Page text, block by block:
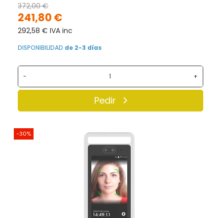
241,80 €
372,00 €
292,58 € IVA inc
DISPONIBILIDAD de 2-3 días
- +
Pedir
-30%